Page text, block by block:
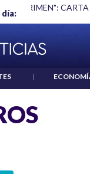
día:
UN CRIMEN":
|